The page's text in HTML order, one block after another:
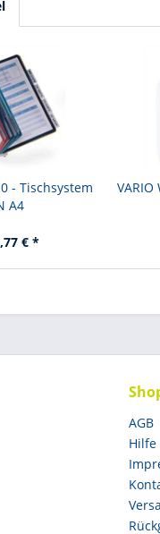
- Tischsystem
A4
€ *
VARIO
AGB